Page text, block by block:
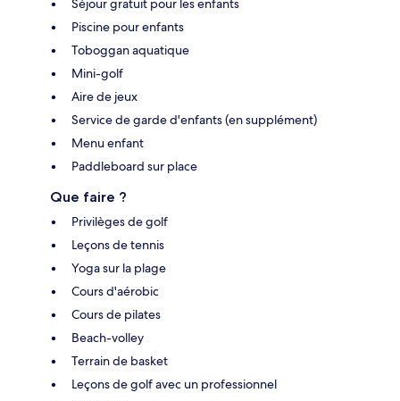
Séjour gratuit pour les enfants
Piscine pour enfants
Toboggan aquatique
Mini-golf
Aire de jeux
Service de garde d'enfants (en supplément)
Menu enfant
Paddleboard sur place
Que faire ?
Privilèges de golf
Leçons de tennis
Yoga sur la plage
Cours d'aérobic
Cours de pilates
Beach-volley
Terrain de basket
Leçons de golf avec un professionnel